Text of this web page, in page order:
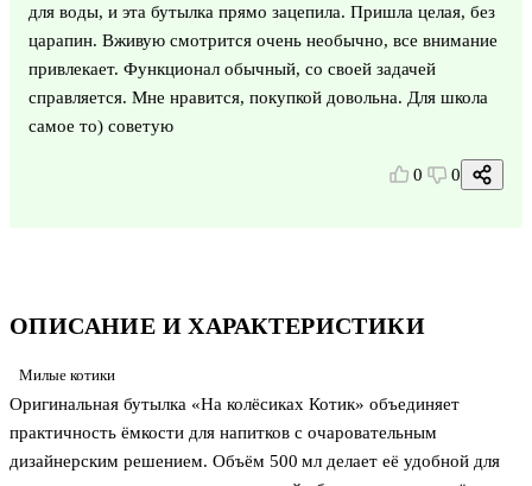
ОПИСАНИЕ И ХАРАКТЕРИСТИКИ
Милые котики
Оригинальная бутылка «На колёсиках Котик» объединяет
практичность ёмкости для напитков с очаровательным
дизайнерским решением. Объём 500 мл делает её удобной для
для воды, и эта бутылка прямо зацепила. Пришла целая, без
царапин. Вживую смотрится очень необычно, все внимание
привлекает. Функционал обычный, со своей задачей
справляется. Мне нравится, покупкой довольна. Для школа
самое то) советую
0 0